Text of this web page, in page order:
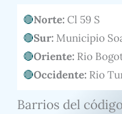
Norte:Cl 59 S
Sur: Municipio
Oriente: Rio
Occidente:Rio
Barrios del código